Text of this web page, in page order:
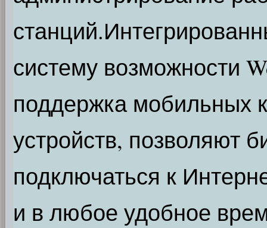
систему возможности
поддержка мобильных
устройств, позволяют
подключаться к
и в любое удобное